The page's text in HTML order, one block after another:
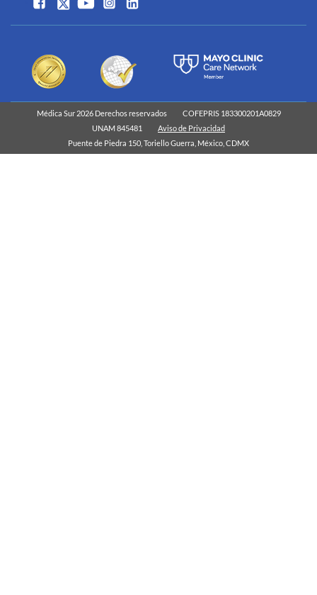
Médica Sur 2026 Derechos reservados
COFEPRIS 183300201A0829
UNAM 845481
Aviso de Privacidad
Puente de Piedra 150, Toriello Guerra, México, CDMX